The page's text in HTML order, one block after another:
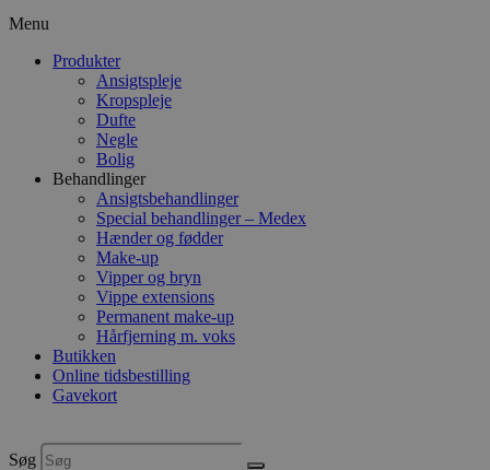
Menu
Produkter
Ansigtspleje
Kropspleje
Dufte
Negle
Bolig
Behandlinger
Ansigtsbehandlinger
Special behandlinger – Medex
Hænder og fødder
Make-up
Vipper og bryn
Vippe extensions
Permanent make-up
Hårfjerning m. voks
Butikken
Online tidsbestilling
Gavekort
Søg